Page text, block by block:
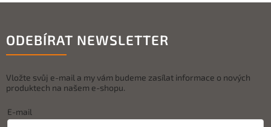
ODEBÍRAT NEWSLETTER
Vložte svůj e-mail a my vám budeme zasílat informace o nových
produktech na našem e-shopu.
E-mail